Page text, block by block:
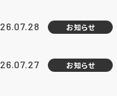
26.07.28 お知らせ
26.07.27 お知らせ